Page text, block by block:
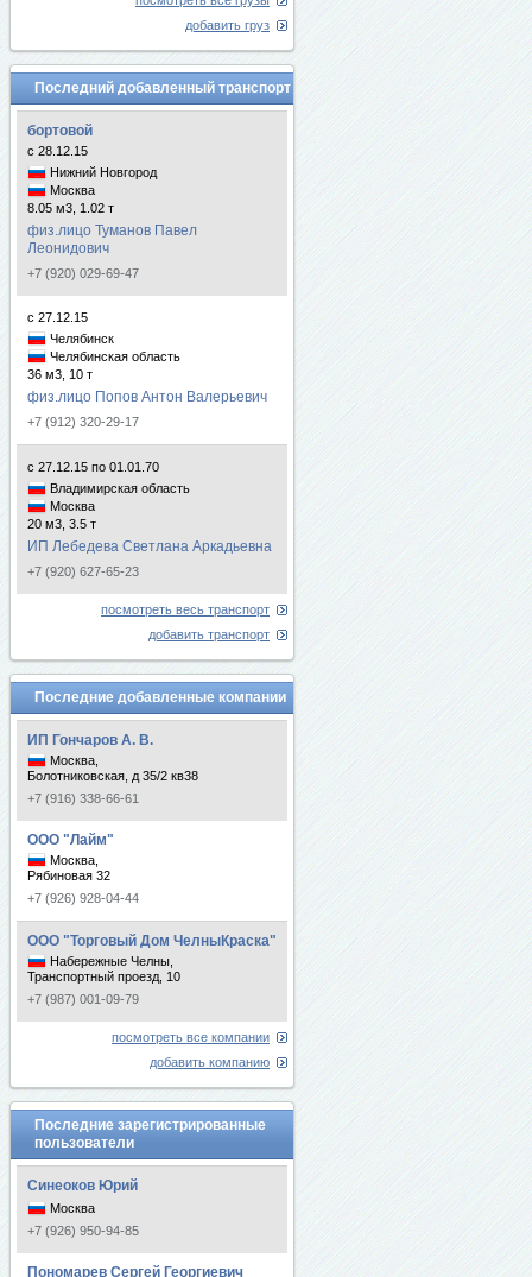
добавить груз
Последний добавленный транспорт
бортовой
с 28.12.15
Нижний Новгород
Москва
8.05 м3, 1.02 т
физ.лицо Туманов Павел
Леонидович
+7 (920) 029-69-47
с 27.12.15
Челябинск
Челябинская область
36 м3, 10 т
физ.лицо Попов Антон Валерьевич
+7 (912) 320-29-17
с 27.12.15 по 01.01.70
Владимирская область
Москва
20 м3, 3.5 т
ИП Лебедева Светлана Аркадьевна
+7 (920) 627-65-23
посмотреть весь транспорт
добавить транспорт
Последние добавленные компании
ИП Гончаров А. В.
Москва,
Болотниковская, д 35/2 кв38
+7 (916) 338-66-61
ООО "Лайм"
Москва,
Рябиновая 32
+7 (926) 928-04-44
ООО "Торговый Дом ЧелныКраска"
Набережные Челны,
Транспортный проезд, 10
+7 (987) 001-09-79
посмотреть все компании
добавить компанию
Последние зарегистрированные
пользователи
Синеоков Юрий
Москва
+7 (926) 950-94-85
Пономарев Сергей Георгиевич